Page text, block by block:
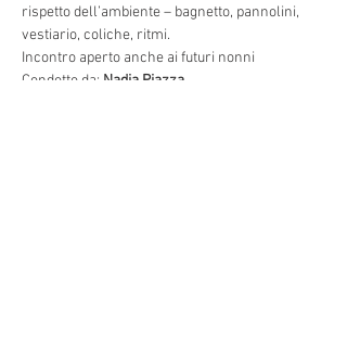
rispetto dell’ambiente – bagnetto, pannolini,
Condotto da: Nadia Piazza